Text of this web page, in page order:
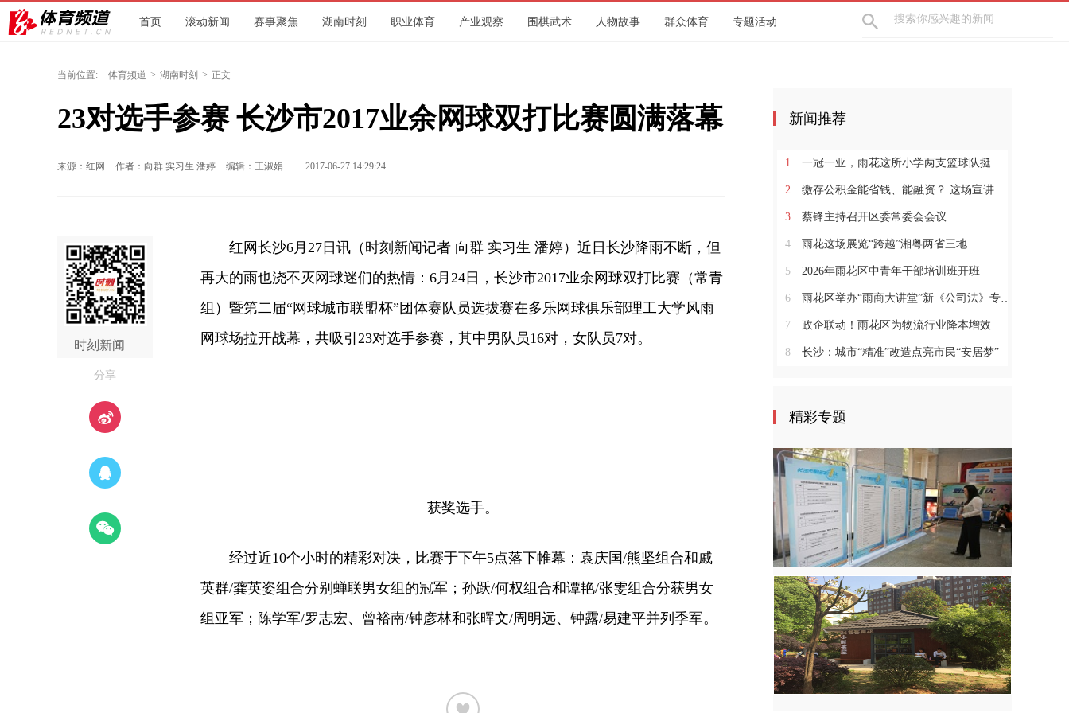
首页 滚动新闻 赛事聚焦 湖南时刻 职业体育 产业观察 围棋武术 人物故事 群众体育 专题活动
当前位置: 体育频道 > 湖南时刻 > 正文
23对选手参赛 长沙市2017业余网球双打比赛圆满落幕
来源：红网 作者：向群 实习生 潘婷 编辑：王淑娟 2017-06-27 14:29:24
时刻新闻
—分享—
红网长沙6月27日讯（时刻新闻记者 向群 实习生 潘婷）近日长沙降雨不断，但
再大的雨也浇不灭网球迷们的热情：6月24日，长沙市2017业余网球双打比赛（常青
组）暨第二届“网球城市联盟杯”团体赛队员选拔赛在多乐网球俱乐部理工大学风雨
网球场拉开战幕，共吸引23对选手参赛，其中男队员16对，女队员7对。
获奖选手。
经过近10个小时的精彩对决，比赛于下午5点落下帷幕：袁庆国/熊坚组合和戚
英群/龚英姿组合分别蝉联男女组的冠军；孙跃/何权组合和谭艳/张雯组合分获男女
组亚军；陈学军/罗志宏、曾裕南/钟彦林和张晖文/周明远、钟露/易建平并列季军。
新闻推荐
1 一冠一亚，雨花这所小学两支篮球队挺进全国赛
2 缴存公积金能省钱、能融资？ 这场宣讲会为企业算清“明白账”
3 蔡锋主持召开区委常委会会议
4 雨花这场展览“跨越”湘粤两省三地
5 2026年雨花区中青年干部培训班开班
6 雨花区举办“雨商大讲堂”新《公司法》专题讲座
7 政企联动！雨花区为物流行业降本增效
8 长沙：城市“精准”改造点亮市民“安居梦”
精彩专题